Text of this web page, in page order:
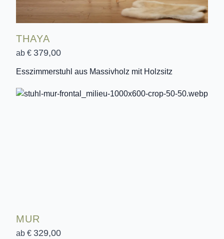
THAYA
ab € 379,00
Esszimmerstuhl aus Massivholz mit Holzsitz
MUR
ab € 329,00